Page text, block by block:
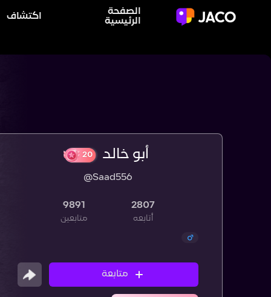
الصفحة
الرئيسية
اكتشاف
أبو خالد
@Saad556
2807
أتابعه
9891
متابعين
متابعة